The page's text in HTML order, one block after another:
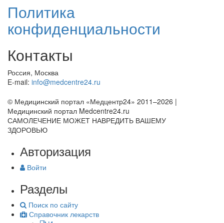
Политика
конфиденциальности
Контакты
Россия, Москва
E-mail: info@medcentre24.ru
© Медицинский портал «Медцентр24» 2011–2026 |
Медицинский портал Medcentre24.ru
САМОЛЕЧЕНИЕ МОЖЕТ НАВРЕДИТЬ ВАШЕМУ
ЗДОРОВЬЮ
Авторизация
Войти
Разделы
Поиск по сайту
Справочник лекарств